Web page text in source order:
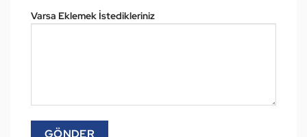
Varsa Eklemek İstedikleriniz